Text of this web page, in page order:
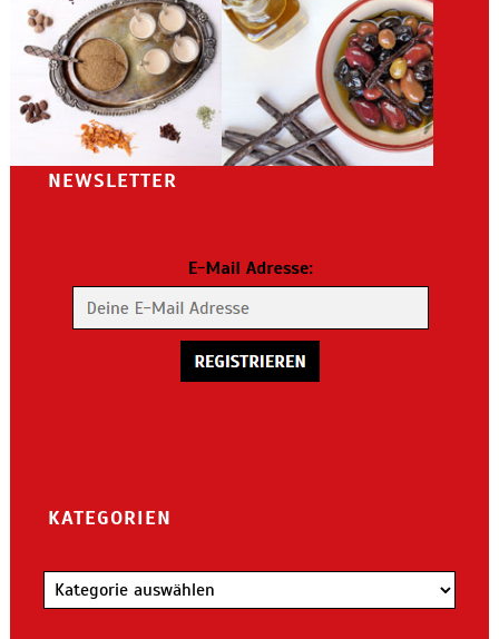
NEWSLETTER
KATEGORIEN
Kategorien